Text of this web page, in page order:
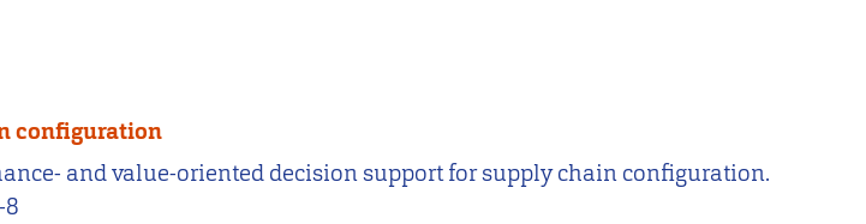
configuration
and value-oriented decision support for supply chain configuration.